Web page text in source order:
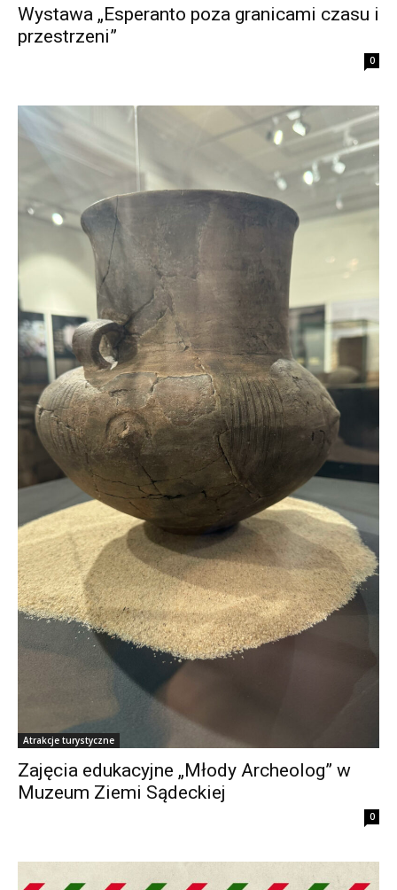
Wystawa „Esperanto poza granicami czasu i
przestrzeni”
0
Atrakcje turystyczne
Zajęcia edukacyjne „Młody Archeolog” w
Muzeum Ziemi Sądeckiej
0